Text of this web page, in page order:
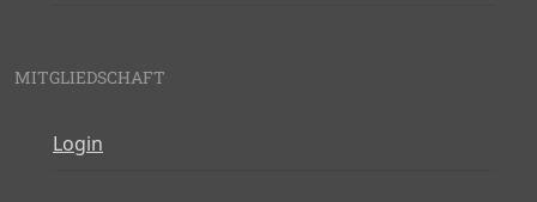
MITGLIEDSCHAFT
Login